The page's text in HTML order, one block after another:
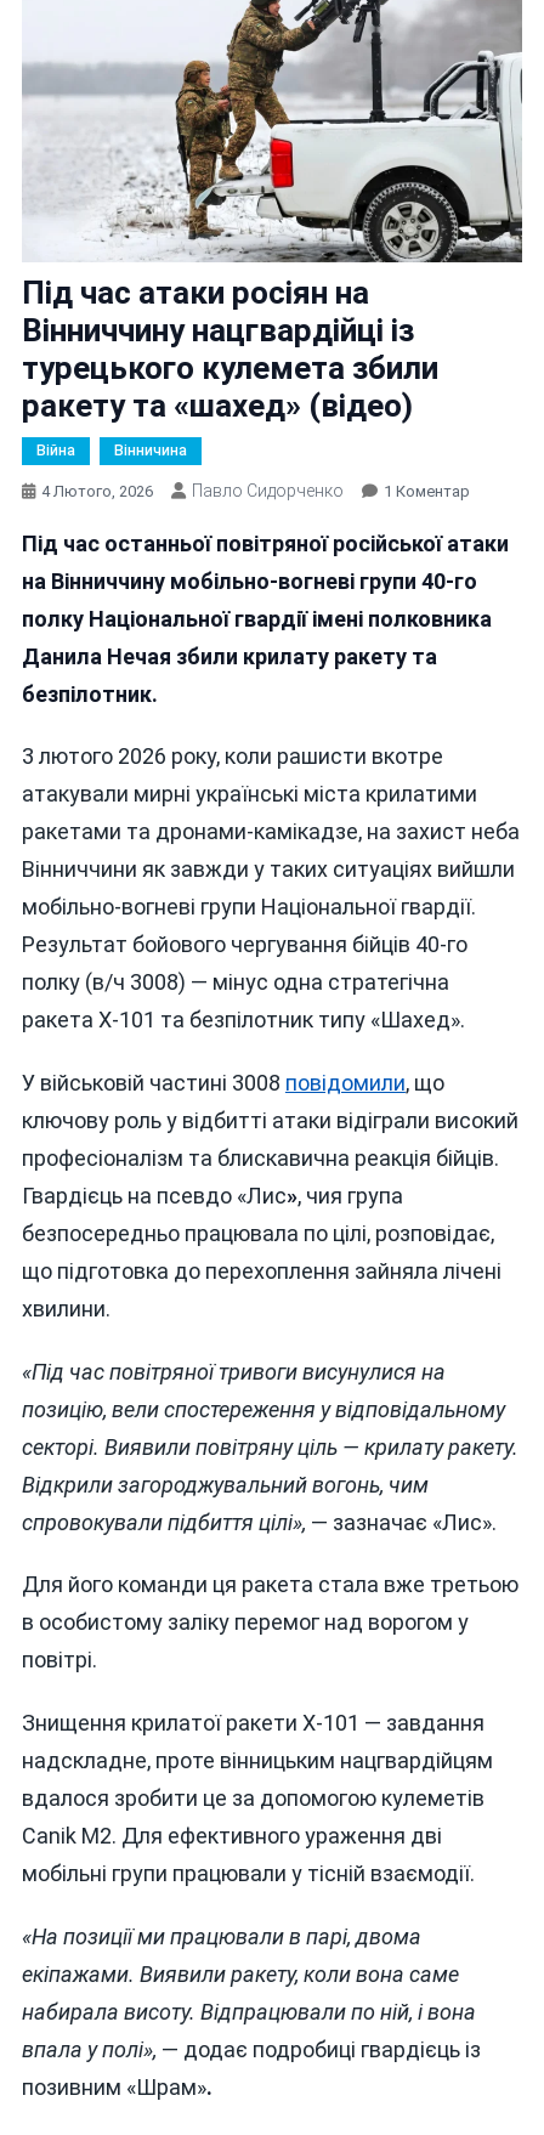
Під час атаки росіян на
Вінниччину нацгвардійці із
турецького кулемета збили
ракету та «шахед» (відео)
Війна Вінничина
4 Лютого, 2026 Павло Сидорченко 1 КоментарДо
Час
Атаки
На
Збили
Ракету
«шахед»
(відео)
Під час останньої повітряної російської атаки
на Вінниччину мобільно-вогневі групи 40-го
полку Національної гвардії імені полковника
Данила Нечая збили крилату ракету та
безпілотник.
3 лютого 2026 року, коли рашисти вкотре
атакували мирні українські міста крилатими
ракетами та дронами-камікадзе, на захист неба
Вінниччини як завжди у таких ситуаціях вийшли
мобільно-вогневі групи Національної гвардії.
Результат бойового чергування бійців 40-го
полку (в/ч 3008) — мінус одна стратегічна
ракета Х-101 та безпілотник типу «Шахед».
У військовій частині 3008 повідомили, що
ключову роль у відбитті атаки відіграли високий
професіоналізм та блискавична реакція бійців.
Гвардієць на псевдо «Лис», чия група
безпосередньо працювала по цілі, розповідає,
що підготовка до перехоплення зайняла лічені
хвилини.
«Під час повітряної тривоги висунулися на
позицію, вели спостереження у відповідальному
секторі. Виявили повітряну ціль — крилату ракету.
Відкрили загороджувальний вогонь, чим
спровокували підбиття цілі», — зазначає «Лис».
Для його команди ця ракета стала вже третьою
в особистому заліку перемог над ворогом у
повітрі.
Знищення крилатої ракети Х-101 — завдання
надскладне, проте вінницьким нацгвардійцям
вдалося зробити це за допомогою кулеметів
Canik M2. Для ефективного ураження дві
мобільні групи працювали у тісній взаємодії.
«На позиції ми працювали в парі, двома
екіпажами. Виявили ракету, коли вона саме
набирала висоту. Відпрацювали по ній, і вона
впала у полі», — додає подробиці гвардієць із
позивним «Шрам».